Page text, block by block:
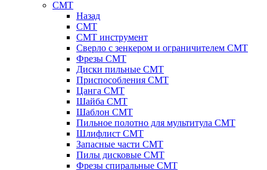
CMT
Назад
CMT
CMT инструмент
Сверло с зенкером и ограничителем CMT
Фрезы CMT
Диски пильные CMT
Приспособления СМТ
Цанга CMT
Шайба CMT
Шаблон CMT
Пильное полотно для мультитула CMT
Шлифлист CMT
Запасные части CMT
Пилы дисковые CMT
Фрезы спиральные CMT